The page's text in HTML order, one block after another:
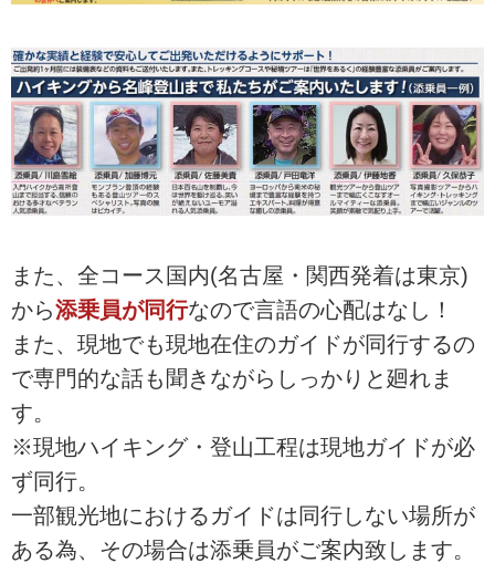
また、全コース国内(名古屋・関西発着は東京)
から添乗員が同行なので言語の心配はなし！
また、現地でも現地在住のガイドが同行するの
で専門的な話も聞きながらしっかりと廻れま
す。
※現地ハイキング・登山工程は現地ガイドが必
ず同行。
一部観光地におけるガイドは同行しない場所が
ある為、その場合は添乗員がご案内致します。